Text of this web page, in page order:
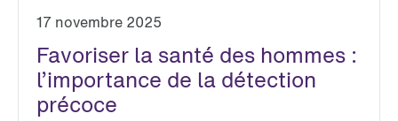
17 novembre 2025
Favoriser la santé des hommes :
l’importance de la détection
précoce